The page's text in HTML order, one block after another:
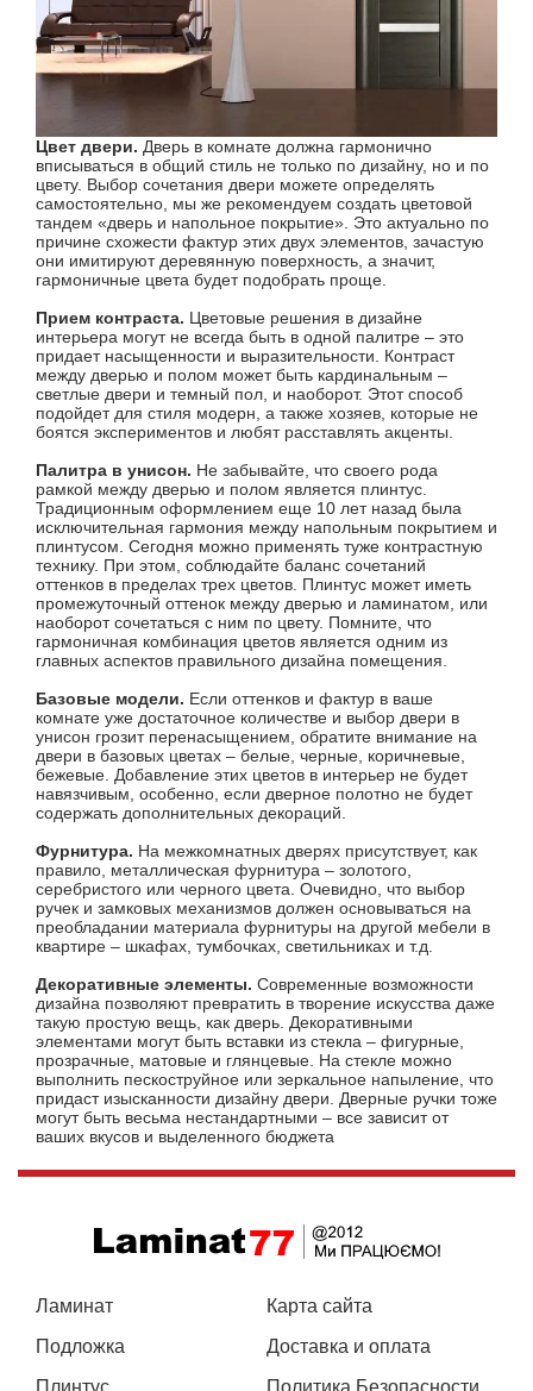
Цвет двери. Дверь в комнате должна гармонично
вписываться в общий стиль не только по дизайну, но и по
цвету. Выбор сочетания двери можете определять
самостоятельно, мы же рекомендуем создать цветовой
тандем «дверь и напольное покрытие». Это актуально по
причине схожести фактур этих двух элементов, зачастую
они имитируют деревянную поверхность, а значит,
гармоничные цвета будет подобрать проще.
Прием контраста. Цветовые решения в дизайне
интерьера могут не всегда быть в одной палитре – это
придает насыщенности и выразительности. Контраст
между дверью и полом может быть кардинальным –
светлые двери и темный пол, и наоборот. Этот способ
подойдет для стиля модерн, а также хозяев, которые не
боятся экспериментов и любят расставлять акценты.
Палитра в унисон. Не забывайте, что своего рода
рамкой между дверью и полом является плинтус.
Традиционным оформлением еще 10 лет назад была
исключительная гармония между напольным покрытием и
плинтусом. Сегодня можно применять туже контрастную
технику. При этом, соблюдайте баланс сочетаний
оттенков в пределах трех цветов. Плинтус может иметь
промежуточный оттенок между дверью и ламинатом, или
наоборот сочетаться с ним по цвету. Помните, что
гармоничная комбинация цветов является одним из
главных аспектов правильного дизайна помещения.
Базовые модели. Если оттенков и фактур в ваше
комнате уже достаточное количестве и выбор двери в
унисон грозит перенасыщением, обратите внимание на
двери в базовых цветах – белые, черные, коричневые,
бежевые. Добавление этих цветов в интерьер не будет
навязчивым, особенно, если дверное полотно не будет
содержать дополнительных декораций.
Фурнитура. На межкомнатных дверях присутствует, как
правило, металлическая фурнитура – золотого,
серебристого или черного цвета. Очевидно, что выбор
ручек и замковых механизмов должен основываться на
преобладании материала фурнитуры на другой мебели в
квартире – шкафах, тумбочках, светильниках и т.д.
Декоративные элементы. Современные возможности
дизайна позволяют превратить в творение искусства даже
такую простую вещь, как дверь. Декоративными
элементами могут быть вставки из стекла – фигурные,
прозрачные, матовые и глянцевые. На стекле можно
выполнить пескоструйное или зеркальное напыление, что
придаст изысканности дизайну двери. Дверные ручки тоже
могут быть весьма нестандартными – все зависит от
ваших вкусов и выделенного бюджета
Ламинат
Подложка
Карта сайта
Доставка и оплата